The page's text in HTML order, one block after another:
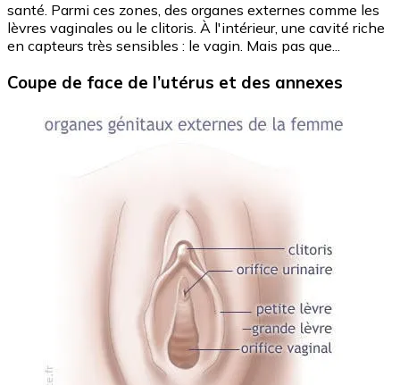
santé. Parmi ces zones, des organes externes comme les
lèvres vaginales ou le clitoris. À l'intérieur, une cavité riche
en capteurs très sensibles : le vagin. Mais pas que...
Coupe de face de l’utérus et des annexes